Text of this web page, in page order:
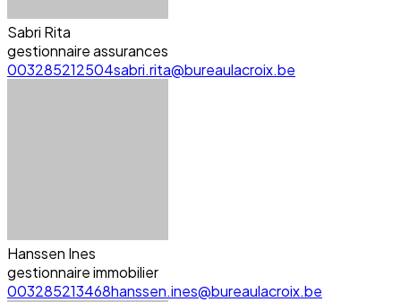
Sabri Rita
gestionnaire assurances
003285212504sabri.rita@bureaulacroix.be
Hanssen Ines
gestionnaire immobilier
003285213468hanssen.ines@bureaulacroix.be